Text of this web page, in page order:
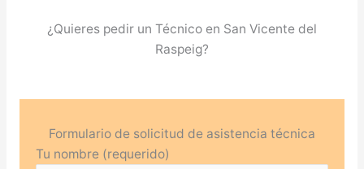
¿Quieres pedir un Técnico en San Vicente del
Raspeig?
Formulario de solicitud de asistencia técnica
Tu nombre (requerido)